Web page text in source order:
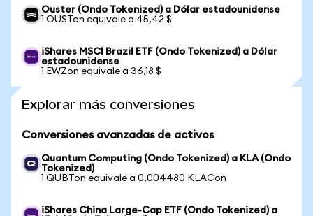
Ouster (Ondo Tokenized) a Dólar estadounidense
1 OUSTon equivale a 45,42 $
iShares MSCI Brazil ETF (Ondo Tokenized) a Dólar
estadounidense
1 EWZon equivale a 36,18 $
Explorar más conversiones
Conversiones avanzadas de activos
Quantum Computing (Ondo Tokenized) a KLA (Ondo
Tokenized)
1 QUBTon equivale a 0,004480 KLACon
iShares China Large-Cap ETF (Ondo Tokenized) a